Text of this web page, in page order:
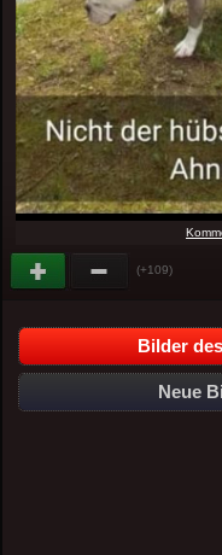
(+109)
Bilder
Neue